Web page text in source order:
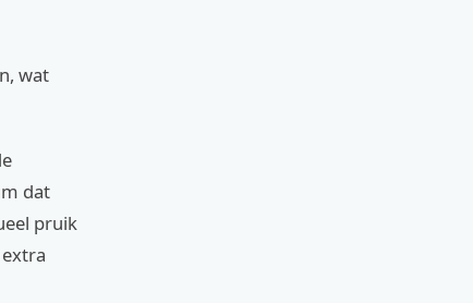
wat
dat
pruik